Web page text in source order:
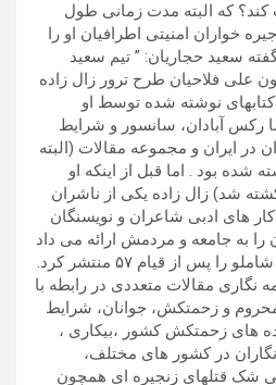
که البته مدت زمانی طول
خواران امنیتی اطرافیان او را
سعید حجاریان: ” تیم سعید
علی فلاحیان طرح ترور زال زاده
کتابهای نوشته شده توسط او
رکس آبادان، سانسور و شرایط
در ایران و مجموعه مقالات (البته
شده بود . اما قبل از اینکه او
کشته شد) زال زاده یکی از ناشران
های ادبی شاعران و نویسنگان
را به جامعه و مردمش ارائه می داد
از آن جمله بیشتر آثار احمد شاملو را پس از قیام ۵۷ منتشر کرد.
نگاری مقالات متعددی در رابطه با
و زحمتکش، جوانان، شرایط
های زحمتکش کشور ،بیکاری ،
نگاران در کشور های مختلف،
شک قتلهای زنجیره ای همچون